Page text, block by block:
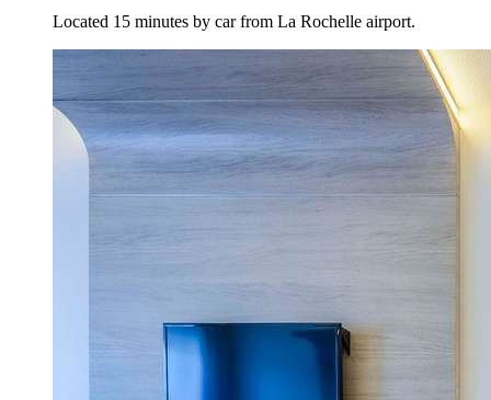
Located 15 minutes by car from La Rochelle airport.